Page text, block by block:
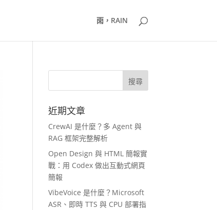
雨，RAIN
近期文章
CrewAI 是什麼？多 Agent 與
RAG 框架完整解析
Open Design 與 HTML 簡報實
戰：用 Codex 做出互動式網頁
簡報
VibeVoice 是什麼？Microsoft
ASR、即時 TTS 與 CPU 部署指